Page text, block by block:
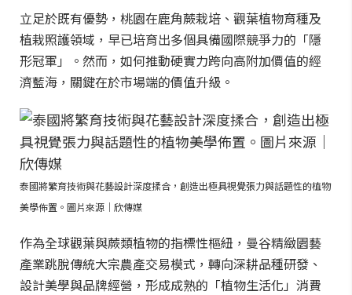
立足於既有優勢，桃園在鹿角蕨栽培、觀葉植物育種及
植栽照護領域，早已培育出多個具備國際競爭力的「隱
形冠軍」。然而，如何推動硬實力跨向高附加價值的經
濟藍海，關鍵在於市場端的價值升級。
泰國將繁育技術與花藝設計深度揉合，創造出極具視覺張力與話題性的植物
美學佈置。圖片來源｜欣傳媒
作為全球觀葉與蕨類植物的指標性樞紐，曼谷精緻園藝
產業跳脫傳統大宗農產交易模式，轉向深耕品種研發、
設計美學與品牌經營，形成成熟的「植物生活化」消費